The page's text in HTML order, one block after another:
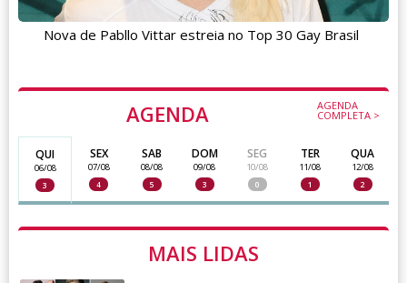
AGENDA AGENDA
COMPLETA >
QUI
06/08
3
SEX
07/08
4
SAB
08/08
5
DOM
09/08
3
SEG
10/08
0
TER
11/08
1
QUA
12/08
2
MAIS LIDAS
Nova de Pabllo Vittar estreia no Top 30 Gay Brasil